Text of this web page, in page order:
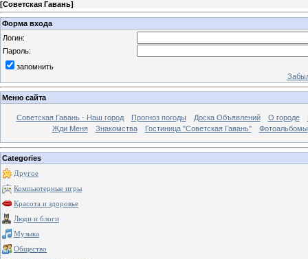
[Советская Гавань]
Форма входа
Логин:
Пароль:
запомнить
Меню сайта
Советская Гавань - Наш город Прогноз погоды Доска Объявлений О городе
Жди Меня
Знакомства Гостиница "Советская Гавань" Фотоальбомы
Categories
Другое
Компьютерные игры
Красота и здоровье
Люди и блоги
Музыка
Общество